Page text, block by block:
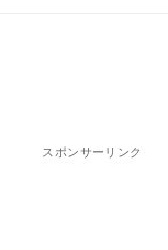
スポンサーリンク